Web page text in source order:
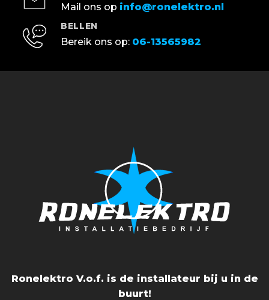
Mail ons op info@ronelektro.nl
BELLEN
Bereik ons op: 06-13565982
Ronelektro V.o.f. is de installateur bij u in de
buurt!